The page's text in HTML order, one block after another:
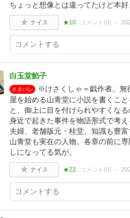
ちょっと想像とは違ってたけど本
ナイス ★10 コメント(0)
白玉堂餡子
ネタバレ
※けさくしゃ＝戯作者。無
屋を始める山青堂に小説を書くこ
と、御上に目を付けられやすくな
身近で起きた事件を物語形式で考
夫婦、老舗版元・桂堂、知識も豊
山青堂も実在の人物。各章の前に
しになってる気が。
ナイス ★22 コメント(0)